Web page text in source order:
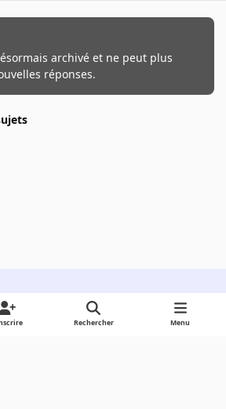
archivé et ne peut plus
réponses.
Rechercher Menu